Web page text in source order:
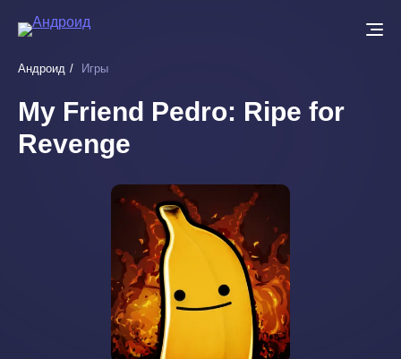
основному
Андроид Игры
My Friend Pedro: Ripe for
Revenge